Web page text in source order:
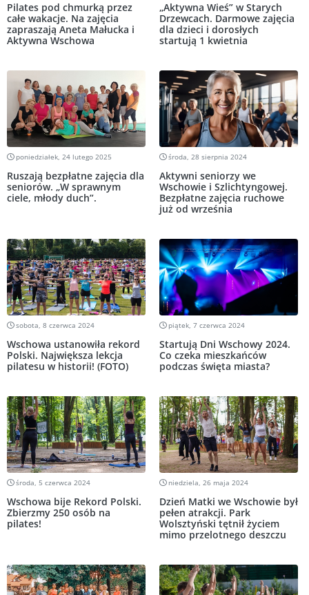
Pilates pod chmurką przez
całe wakacje. Na zajęcia
zapraszają Aneta Małucka i
Aktywna Wschowa
„Aktywna Wieś” w Starych
Drzewcach. Darmowe zajęcia
dla dzieci i dorosłych
startują 1 kwietnia
poniedziałek, 24 lutego 2025
Ruszają bezpłatne zajęcia dla
seniorów. „W sprawnym
ciele, młody duch”.
środa, 28 sierpnia 2024
Aktywni seniorzy we
Wschowie i Szlichtyngowej.
Bezpłatne zajęcia ruchowe
już od września
sobota, 8 czerwca 2024
Wschowa ustanowiła rekord
Polski. Największa lekcja
pilatesu w historii! (FOTO)
piątek, 7 czerwca 2024
Startują Dni Wschowy 2024.
Co czeka mieszkańców
podczas święta miasta?
środa, 5 czerwca 2024
Wschowa bije Rekord Polski.
Zbierzmy 250 osób na
pilates!
niedziela, 26 maja 2024
Dzień Matki we Wschowie był
pełen atrakcji. Park
Wolsztyński tętnił życiem
mimo przelotnego deszczu